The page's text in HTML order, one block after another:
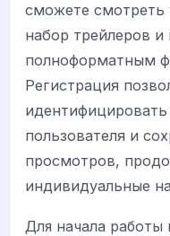
сможете смотреть
набор трейлеров
полноформатным
Регистрация
идентифицировать
пользователя и
просмотров,
индивидуальные
Для начала